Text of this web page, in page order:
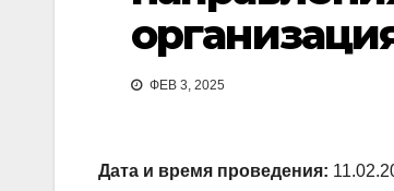
ФЕВ 3, 2025
Дата и время проведения: